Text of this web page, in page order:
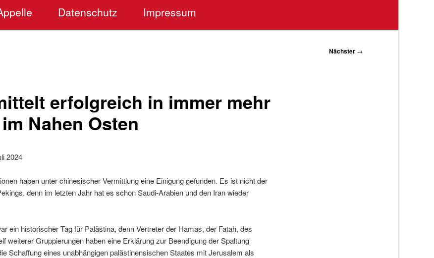
Datenschutz Impressum
Nächster →
erfolgreich in immer mehr
Nahen Osten
2024
haben unter chinesischer Vermittlung eine Einigung gefunden. Es ist nicht der
denn im letzten Jahr hat es schon Saudi-Arabien und den Iran wieder
ein historischer Tag für Palästina, denn Vertreter der Hamas, der Fatah, des
weiterer Gruppierungen haben eine Erklärung zur Beendigung der Spaltung
Schaffung eines unabhängigen palästinensischen Staates mit Jerusalem als